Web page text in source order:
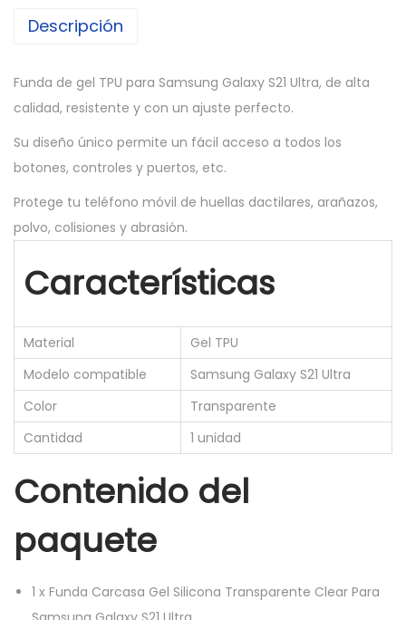
C
r
c
G
e
S
l
i
c
o
n
a
T
r
a
s
p
Descripción
Funda de gel TPU para Samsung Galaxy S21 Ultra, de alta
calidad, resistente y con un ajuste perfecto.
Su diseño único permite un fácil acceso a todos los
botones, controles y puertos, etc.
Protege tu teléfono móvil de huellas dactilares, arañazos,
polvo, colisiones y abrasión.
Características
Material
Gel TPU
Modelo compatible
Samsung Galaxy S21 Ultra
Color
Transparente
Cantidad
1 unidad
Contenido del
paquete
1 x Funda Carcasa Gel Silicona Transparente Clear Para